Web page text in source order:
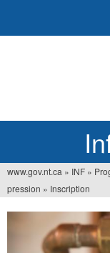
Vous
êtes
www.gov.nt.ca » INF »
pression » Inscription